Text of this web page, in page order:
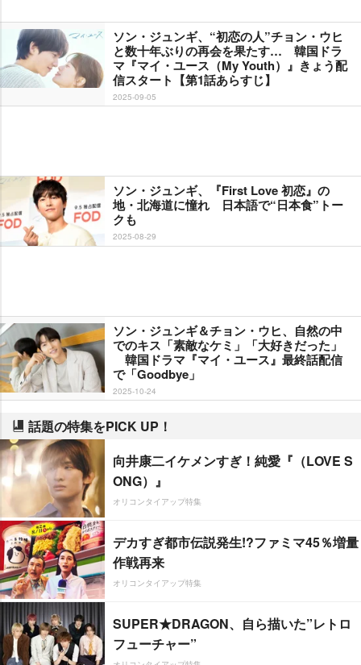
ソン・ジュンギ、“初恋の人”チョン・ウヒ
と数十年ぶりの再会を果たす… 韓国ドラ
マ『マイ・ユース（My Youth）』きょう配
信スタート【第1話あらすじ】
2025-09-05
ソン・ジュンギ、『First Love 初恋』の
地・北海道に憧れ 日本語で“日本食”トー
クも
2025-08-29
ソン・ジュンギ＆チョン・ウヒ、自然の中
でのキス「素敵なケミ」「大好きだった」
韓国ドラマ『マイ・ユース』最終話配信
で「Goodbye」
2025-10-24
話題の特集をPICK UP！
向井康二イケメンすぎ！純愛『（LOVE S
ONG）』
オリコンタイアップ特集
デカすぎ都市伝説発生!?ファミマ45％増量
作戦再来
オリコンタイアップ特集
SUPER★DRAGON、自ら描いた”レトロ
フューチャー”